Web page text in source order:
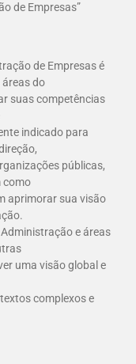
de Empresas”
de Empresas é
do
suas competências
indicado para
públicas,
como
aprimorar sua visão
e áreas
uma visão global e
complexos e